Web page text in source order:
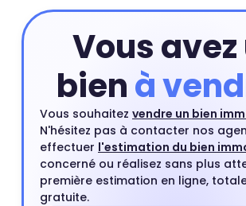
Vous avez
bienà
Vous souhaitez vendre un bien
N'hésitez pas à contacter nos
effectuer l'estimation du bien
concerné ou réalisez sans plus
première estimation en ligne,
gratuite.